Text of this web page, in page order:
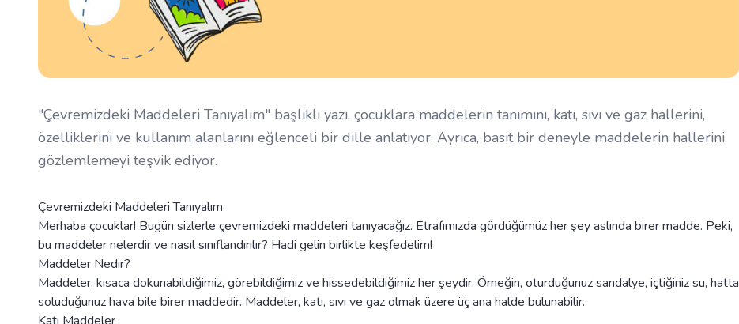
"Çevremizdeki Maddeleri Tanıyalım" başlıklı yazı, çocuklara maddelerin tanımını, katı, sıvı ve gaz hallerini,
özelliklerini ve kullanım alanlarını eğlenceli bir dille anlatıyor. Ayrıca, basit bir deneyle maddelerin hallerini
gözlemlemeyi teşvik ediyor.
Çevremizdeki Maddeleri Tanıyalım
Merhaba çocuklar! Bugün sizlerle çevremizdeki maddeleri tanıyacağız. Etrafımızda gördüğümüz her şey aslında birer madde. Peki,
bu maddeler nelerdir ve nasıl sınıflandırılır? Hadi gelin birlikte keşfedelim!
Maddeler Nedir?
Maddeler, kısaca dokunabildiğimiz, görebildiğimiz ve hissedebildiğimiz her şeydir. Örneğin, oturduğunuz sandalye, içtiğiniz su, hatta
soluduğunuz hava bile birer maddedir. Maddeler, katı, sıvı ve gaz olmak üzere üç ana halde bulunabilir.